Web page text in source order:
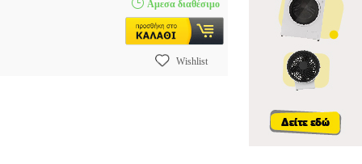
Αμεσα διαθέσιμο
Wishlist